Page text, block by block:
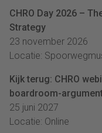
CHRO Day 2026 –
Strategy
23 november 2026
Locatie:
Kijk terug: CHRO
boardroom-
25 juni 2027
Locatie: Online